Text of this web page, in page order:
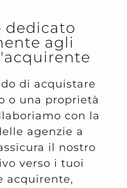
dedicato
agli
di acquistare
o una proprietà
con la
agenzie a
il nostro
verso i tuoi
acquirente,